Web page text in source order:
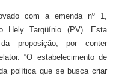
com a emenda nº 1,
Hely Tarqüínio (PV). Esta
proposição, por conter
“O estabelecimento de
política que se busca criar